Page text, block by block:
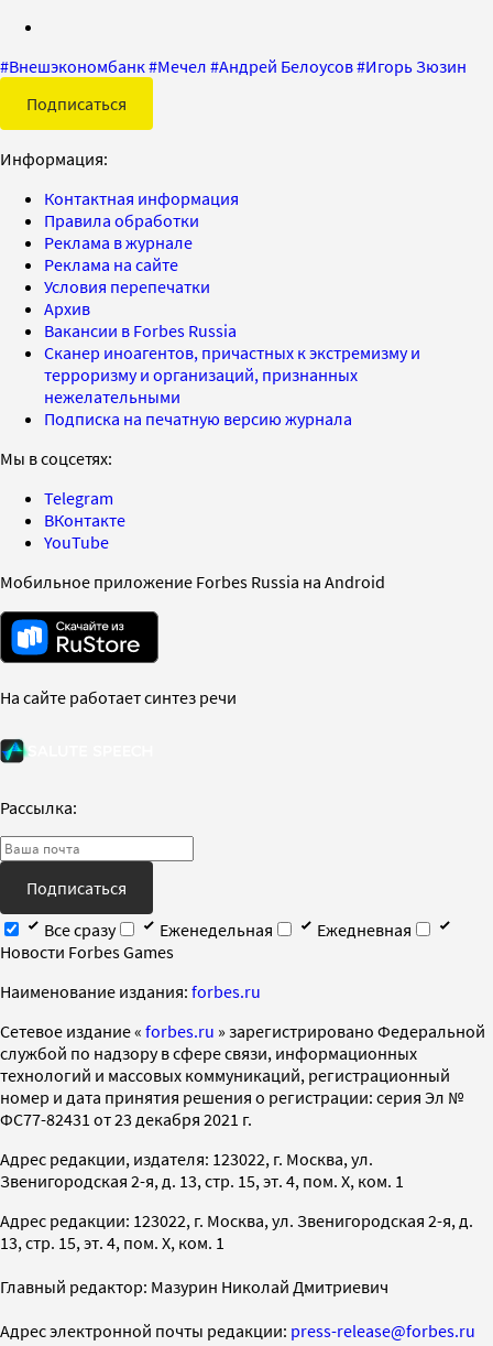
#Внешэкономбанк#Мечел #Андрей Белоусов#Игорь Зюзин
Подписаться
Информация:
Контактная информация
Правила обработки
Реклама в журнале
Реклама на сайте
Условия перепечатки
Архив
Вакансии в Forbes Russia
Сканер иноагентов, причастных к экстремизму и
терроризму и организаций, признанных
нежелательными
Подписка на печатную версию журнала
Мы в соцсетях:
Telegram
ВКонтакте
YouTube
Мобильное приложение Forbes Russia на Android
На сайте работает синтез речи
Рассылка:
Подписаться
Все сразу
Еженедельная
Ежедневная
Новости Forbes Games
Наименование издания: forbes.ru
Cетевое издание « forbes.ru » зарегистрировано Федеральной
службой по надзору в сфере связи, информационных
технологий и массовых коммуникаций, регистрационный
номер и дата принятия решения о регистрации: серия Эл №
ФС77-82431 от 23 декабря 2021 г.
Адрес редакции, издателя: 123022, г. Москва, ул.
Звенигородская 2-я, д. 13, стр. 15, эт. 4, пом. X, ком. 1
Адрес редакции: 123022, г. Москва, ул. Звенигородская 2-я, д.
13, стр. 15, эт. 4, пом. X, ком. 1
Главный редактор: Мазурин Николай Дмитриевич
Адрес электронной почты редакции: press-release@forbes.ru